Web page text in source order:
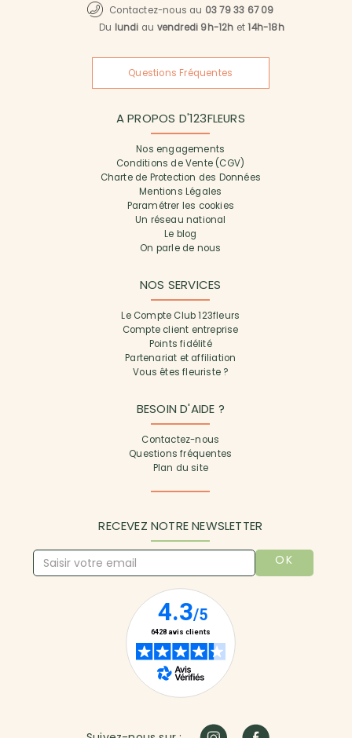
Contactez-nous au 03 79 33 67 09
Du lundi au vendredi 9h-12h et14h-18h
Questions Fréquentes
A PROPOS D'123FLEURS
Nos engagements
Conditions de Vente (CGV)
Charte de Protection des Données
Mentions Légales
Paramétrer les cookies
Un réseau national
Le blog
On parle de nous
NOS SERVICES
Le Compte Club 123fleurs
Compte client entreprise
Points fidélité
Partenariat et affiliation
Vous êtes fleuriste ?
BESOIN D'AIDE ?
Contactez-nous
Questions fréquentes
Plan du site
RECEVEZ NOTRE NEWSLETTER
OK